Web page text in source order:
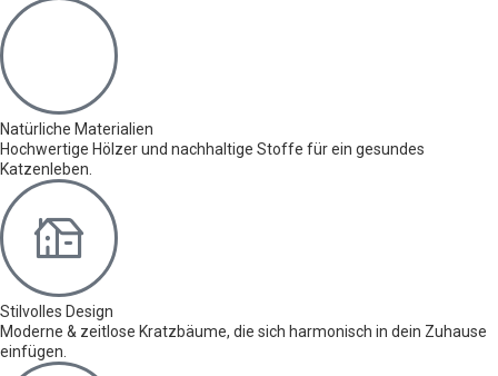
Natürliche Materialien
Hochwertige Hölzer und nachhaltige Stoffe für ein gesundes
Katzenleben.
Stilvolles Design
Moderne & zeitlose Kratzbäume, die sich harmonisch in dein Zuhause
einfügen.